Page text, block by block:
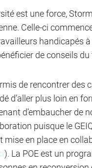
est une force,
Celle-ci
handicapés
de conseils du
de rencontrer
d’aller plus loin en
d’embaucher de
puisque le
mise en place en
). La POE est un